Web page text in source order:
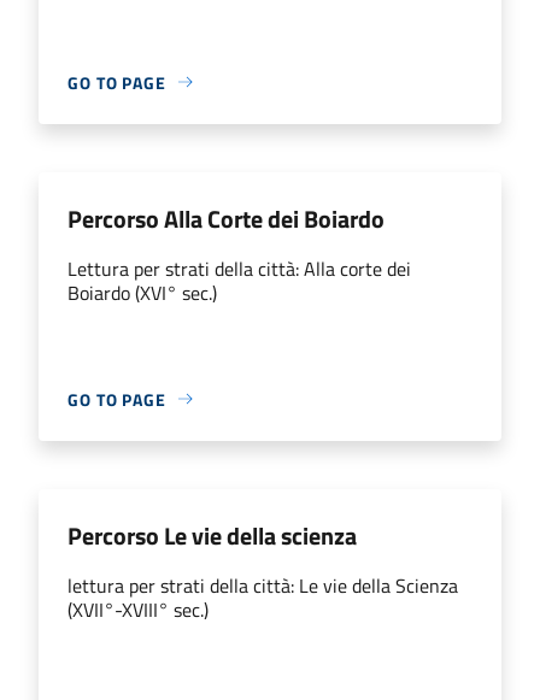
GO TO PAGE
Percorso Alla Corte dei Boiardo
Lettura per strati della città: Alla corte dei
Boiardo (XVI° sec.)
GO TO PAGE
Percorso Le vie della scienza
lettura per strati della città: Le vie della Scienza
(XVII°-XVIII° sec.)